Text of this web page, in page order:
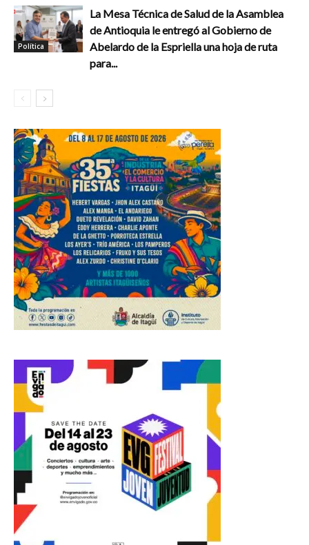
Política
La Mesa Técnica de Salud de la Asamblea
de Antioquia le entregó al Gobierno de
Abelardo de la Espriella una hoja de ruta
para...